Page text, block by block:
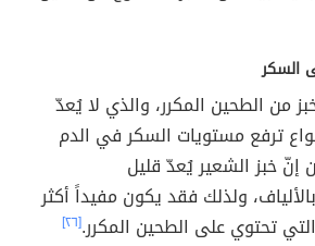
السكر
من الطحين المكرر، والذي لا يُعدّ
ترفع مستويات السكر في الدم
خبز الشعير يُعدّ قليل
ولذلك فقد يكون مفيداً أكثر
تحتوي على الطحين المكرر.[٢٦]